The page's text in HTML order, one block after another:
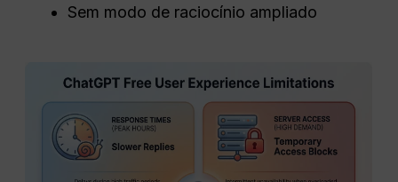
Sem modo de raciocínio ampliado